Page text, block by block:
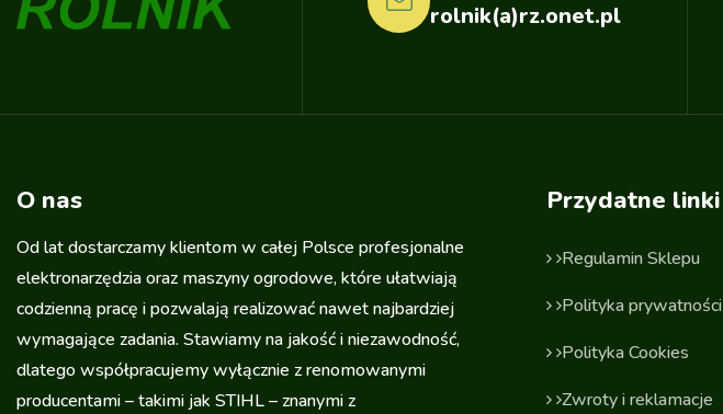
rolnik(a)rz.onet.pl
O nas
Od lat dostarczamy klientom w całej Polsce profesjonalne
elektronarzędzia oraz maszyny ogrodowe, które ułatwiają
codzienną pracę i pozwalają realizować nawet najbardziej
wymagające zadania. Stawiamy na jakość i niezawodność,
dlatego współpracujemy wyłącznie z renomowanymi
producentami – takimi jak STIHL – znanymi z
Przydatne linki
Regulamin Sklepu
Polityka prywatności
Polityka Cookies
Zwroty i reklamacje